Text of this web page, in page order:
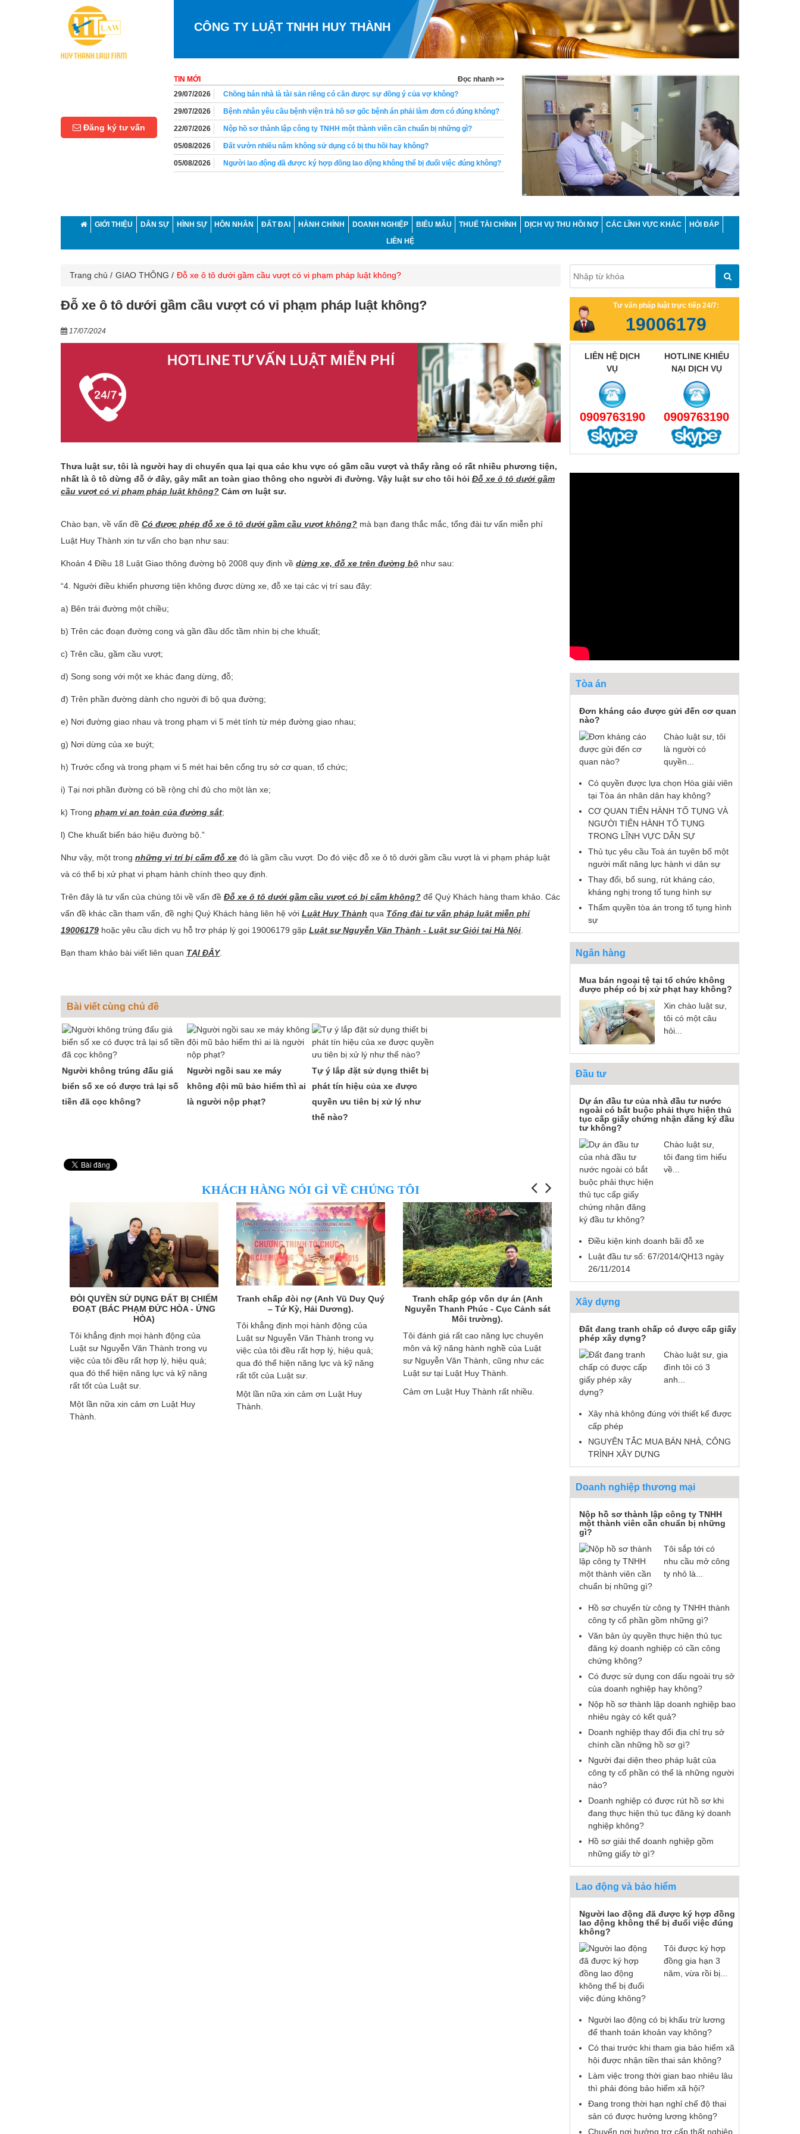
CÔNG TY LUẬT TNHH HUY THÀNH
Đăng ký tư vấn
TIN MỚI
Đọc nhanh >>
29/07/2026
Chồng bán nhà là tài sản riêng có cần được sự đồng ý của vợ không?
29/07/2026 Bệnh nhân yêu cầu bệnh viện trả hồ sơ gốc bệnh án phải làm đơn có đúng không?
22/07/2026 Nộp hồ sơ thành lập công ty TNHH một thành viên cần chuẩn bị những gì?
05/08/2026 Đất vườn nhiều năm không sử dụng có bị thu hồi hay không?
05/08/2026 Người lao động đã được ký hợp đồng lao động không thể bị đuổi việc đúng không?
01/08/2026 Có bắt buộc hòa giải tranh chấp đất đai tại UBND xã trước khi khởi kiện không?
Chồng có quyền yêu cầu ly hôn trong khi vợ đang mang thai không?
29/07/2026 Con nuôi và con đẻ có được kết hôn với nhau không?
GIỚI THIỆU DÂN SỰ HÌNH SỰ HÔN NHÂN ĐẤT ĐAI HÀNH CHÍNH DOANH NGHIỆP BIỂU MẪU THUẾ TÀI CHÍNH DỊCH VỤ THU HỒI NỢ CÁC LĨNH VỰC KHÁC
HỎI ĐÁP
LIÊN HỆ
Trang chủ GIAO THÔNG Đỗ xe ô tô dưới gầm cầu vượt có vi phạm pháp luật không?
Đỗ xe ô tô dưới gầm cầu vượt có vi phạm pháp luật không?
17/07/2024
Thưa luật sư, tôi là người hay di chuyển qua lại qua các khu vực có gầm cầu vượt và thấy rằng có rất nhiều phương tiện,
nhất là ô tô dừng đỗ ở đây, gây mất an toàn giao thông cho người đi đường. Vậy luật sư cho tôi hỏi Đỗ xe ô tô dưới gầm
cầu vượt có vi phạm pháp luật không? Cảm ơn luật sư.
Chào bạn, về vấn đề Có được phép đỗ xe ô tô dưới gầm cầu vượt không? mà bạn đang thắc mắc, tổng đài tư vấn miễn phí
Luật Huy Thành xin tư vấn cho bạn như sau:
Khoản 4 Điều 18 Luật Giao thông đường bộ 2008 quy định về dừng xe, đỗ xe trên đường bộ như sau:
“4. Người điều khiển phương tiện không được dừng xe, đỗ xe tại các vị trí sau đây:
a) Bên trái đường một chiều;
b) Trên các đoạn đường cong và gần đầu dốc tầm nhìn bị che khuất;
c) Trên cầu, gầm cầu vượt;
d) Song song với một xe khác đang dừng, đỗ;
đ) Trên phần đường dành cho người đi bộ qua đường;
e) Nơi đường giao nhau và trong phạm vi 5 mét tính từ mép đường giao nhau;
g) Nơi dừng của xe buýt;
h) Trước cổng và trong phạm vi 5 mét hai bên cổng trụ sở cơ quan, tổ chức;
i) Tại nơi phần đường có bề rộng chỉ đủ cho một làn xe;
k) Trong phạm vi an toàn của đường sắt;
l) Che khuất biển báo hiệu đường bộ.”
Như vậy, một trong những vị trí bị cấm đỗ xe đó là gầm cầu vượt. Do đó việc đỗ xe ô tô dưới gầm cầu vượt là vi phạm pháp luật
và có thể bị xử phạt vi phạm hành chính theo quy định.
Trên đây là tư vấn của chúng tôi về vấn đề Đỗ xe ô tô dưới gầm cầu vượt có bị cấm không? để Quý Khách hàng tham khảo. Các
vấn đề khác cần tham vấn, đề nghị Quý Khách hàng liên hệ với Luật Huy Thành qua Tổng đài tư vấn pháp luật miễn phí
19006179 hoặc yêu cầu dịch vụ hỗ trợ pháp lý gọi 19006179 gặp Luật sư Nguyễn Văn Thành - Luật sư Giỏi tại Hà Nội.
Bạn tham khảo bài viết liên quan TẠI ĐÂY.
Bài viết cùng chủ đề
Người không trúng đấu giá
biển số xe có được trả lại số
tiền đã cọc không?
Người ngồi sau xe máy
không đội mũ bảo hiểm thì ai
là người nộp phạt?
Tự ý lắp đặt sử dụng thiết bị
phát tín hiệu của xe được
quyền ưu tiên bị xử lý như
thế nào?
KHÁCH HÀNG NÓI GÌ VỀ CHÚNG TÔI
ĐÒI QUYỀN SỬ DỤNG ĐẤT BỊ CHIẾM
ĐOẠT (BÁC PHẠM ĐỨC HÒA - ỨNG
HÒA)
Tôi khẳng định mọi hành động của
Luật sư Nguyễn Văn Thành trong vụ
việc của tôi đều rất hợp lý, hiệu quả;
qua đó thể hiện năng lực và kỹ năng
rất tốt của Luật sư.
Một lần nữa xin cảm ơn Luật Huy
Thành.
Tranh chấp đòi nợ (Anh Vũ Duy Quý
– Tứ Kỳ, Hải Dương).
Tôi khẳng định mọi hành động của
Luật sư Nguyễn Văn Thành trong vụ
việc của tôi đều rất hợp lý, hiệu quả;
qua đó thể hiện năng lực và kỹ năng
rất tốt của Luật sư.
Một lần nữa xin cảm ơn Luật Huy
Thành.
Tranh chấp góp vốn dự án (Anh
Nguyễn Thanh Phúc - Cục Cảnh sát
Môi trường).
Tôi đánh giá rất cao năng lực chuyên
môn và kỹ năng hành nghề của Luật
sư Nguyễn Văn Thành, cũng như các
Luật sư tại Luật Huy Thành.
Cảm ơn Luật Huy Thành rất nhiều.
Tranh chấp tiền ký quỹ – Anh
Nguyễn Ngọc Tuyền ( Gia Lâm, Hà
Luật Huy Thành đã tư vấn, hỗ trợ pháp
lý và bảo vệ được quyền lợi hợp pháp
cho tôi theo quy định.
Cảm ơn Luật Huy Thành rất nhiều.
Tư vấn pháp luật trực tiếp 24/7:
19006179
LIÊN HỆ DỊCH
VỤ
0909763190
HOTLINE KHIẾU
NẠI DỊCH VỤ
0909763190
Tòa án
Đơn kháng cáo được gửi đến cơ quan
nào?
Chào luật sư, tôi
là người có
quyền...
Có quyền được lựa chọn Hòa giải viên
tại Tòa án nhân dân hay không?
CƠ QUAN TIẾN HÀNH TỐ TỤNG VÀ
NGƯỜI TIẾN HÀNH TỐ TỤNG
TRONG LĨNH VỰC DÂN SỰ
Thủ tục yêu cầu Toà án tuyên bố một
người mất năng lực hành vi dân sự
Thay đổi, bổ sung, rút kháng cáo,
kháng nghị trong tố tụng hình sự
Thẩm quyền tòa án trong tố tụng hình
sự
Ngân hàng
Mua bán ngoại tệ tại tổ chức không
được phép có bị xử phạt hay không?
Xin chào luật sư,
tôi có một câu
hỏi...
Đầu tư
Dự án đầu tư của nhà đầu tư nước
ngoài có bắt buộc phải thực hiện thủ
tục cấp giấy chứng nhận đăng ký đầu
tư không?
Chào luật sư,
tôi đang tìm hiểu
về...
Điều kiện kinh doanh bãi đỗ xe
Luật đầu tư số: 67/2014/QH13 ngày
26/11/2014
Xây dựng
Đất đang tranh chấp có được cấp giấy
phép xây dựng?
Chào luật sư, gia
đình tôi có 3
anh...
Xây nhà không đúng với thiết kế được
cấp phép
NGUYÊN TẮC MUA BÁN NHÀ, CÔNG
TRÌNH XÂY DỰNG
Doanh nghiệp thương mại
Nộp hồ sơ thành lập công ty TNHH
một thành viên cần chuẩn bị những
gì?
Tôi sắp tới có
nhu cầu mở công
ty nhỏ là...
Hồ sơ chuyển từ công ty TNHH thành
công ty cổ phần gồm những gì?
Văn bản ủy quyền thực hiện thủ tục
đăng ký doanh nghiệp có cần công
chứng không?
Có được sử dụng con dấu ngoài trụ sở
của doanh nghiệp hay không?
Nộp hồ sơ thành lập doanh nghiệp bao
nhiêu ngày có kết quả?
Doanh nghiệp thay đổi địa chỉ trụ sở
chính cần những hồ sơ gì?
Người đại diện theo pháp luật của
công ty cổ phần có thể là những người
nào?
Doanh nghiệp có được rút hồ sơ khi
đang thực hiện thủ tục đăng ký doanh
nghiệp không?
Hồ sơ giải thể doanh nghiệp gồm
những giấy tờ gì?
Lao động và bảo hiểm
Người lao động đã được ký hợp đồng
lao động không thể bị đuổi việc đúng
không?
Tôi được ký hợp
đồng gia hạn 3
năm, vừa rồi bị...
Người lao động có bị khấu trừ lương
để thanh toán khoản vay không?
Có thai trước khi tham gia bảo hiểm xã
hội được nhận tiền thai sản không?
Làm việc trong thời gian bao nhiêu lâu
thì phải đóng bảo hiểm xã hội?
Đang trong thời hạn nghỉ chế độ thai
sản có được hưởng lương không?
Chuyển nơi hưởng trợ cấp thất nghiệp